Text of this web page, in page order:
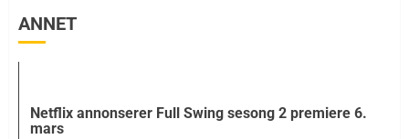
ANNET
Netflix annonserer Full Swing sesong 2 premiere 6.
mars